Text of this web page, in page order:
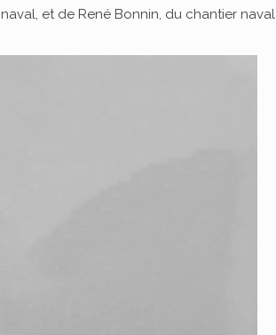
et de René Bonnin, du chantier naval